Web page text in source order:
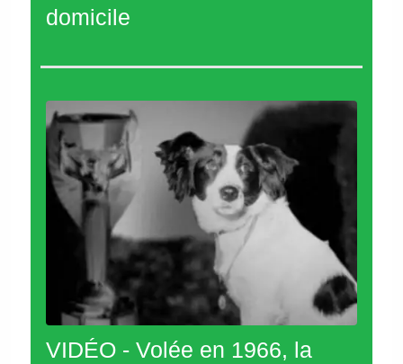
domicile
VIDÉO - Volée en 1966, la